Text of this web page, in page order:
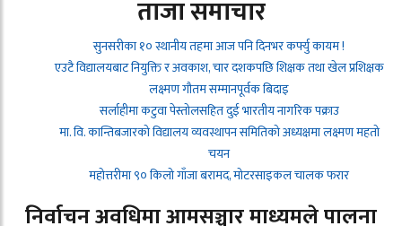
ताजा समाचार
सुनसरीका १० स्थानीय तहमा आज पनि दिनभर कर्फ्यु कायम !
एउटै विद्यालयबाट नियुक्ति र अवकाश, चार दशकपछि शिक्षक तथा खेल प्रशिक्षक
लक्ष्मण गौतम सम्मानपूर्वक बिदाइ
सर्लाहीमा कटुवा पेस्तोलसहित दुई भारतीय नागरिक पक्राउ
मा. वि. कान्तिबजारको विद्यालय व्यवस्थापन समितिको अध्यक्षमा लक्ष्मण महतो
चयन
महोत्तरीमा ९० किलो गाँजा बरामद, मोटरसाइकल चालक फरार
निर्वाचन अवधिमा आमसञ्चार माध्यमले पालना